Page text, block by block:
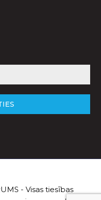
- Visas tiesības